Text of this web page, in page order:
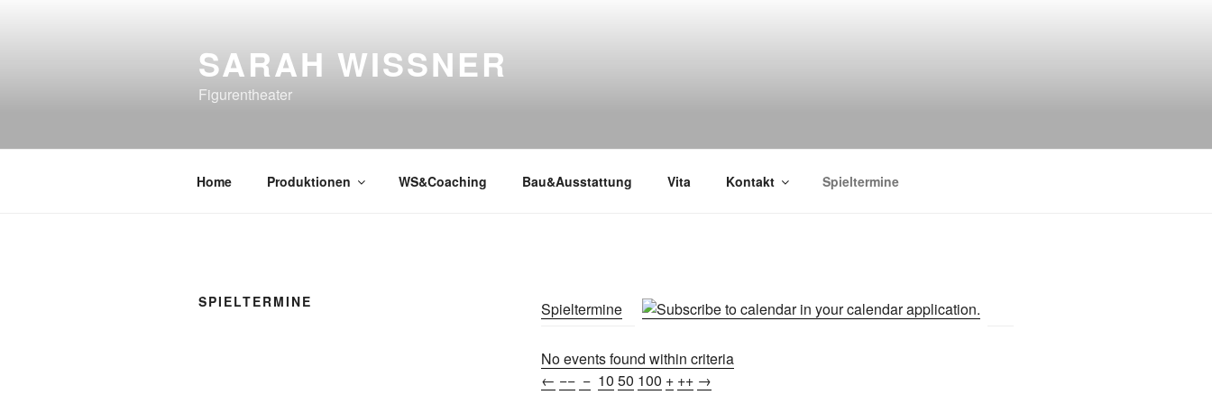
SARAH WISSNER
Figurentheater
Home Produktionen WS&Coaching Bau&Ausstattung Vita Kontakt Spieltermine
SPIELTERMINE Spieltermine
No events found within criteria
← −− − 10 50 100 + ++ →